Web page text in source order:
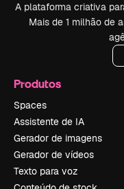
A plataforma criativa
Mais de 1 milhão de
Produtos
Spaces
Assistente de IA
Gerador de imagens
Gerador de vídeos
Texto para voz